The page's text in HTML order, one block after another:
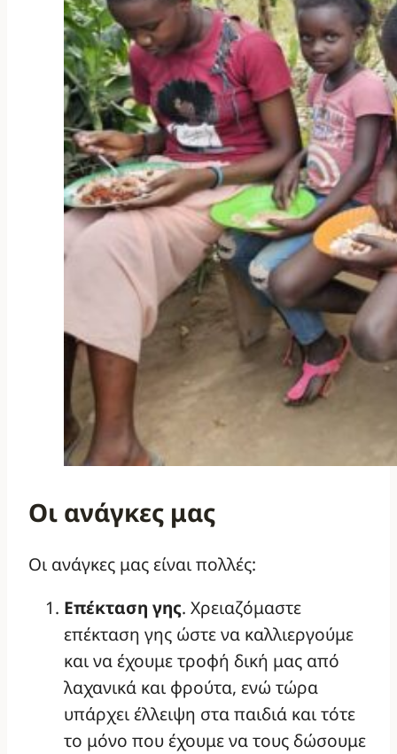
Οι ανάγκες μας
Οι ανάγκες μας είναι πολλές:
Επέκταση γης. Χρειαζόμαστε
επέκταση γης ώστε να καλλιεργούμε
και να έχουμε τροφή δική μας από
λαχανικά και φρούτα, ενώ τώρα
υπάρχει έλλειψη στα παιδιά και τότε
το μόνο που έχουμε να τους δώσουμε